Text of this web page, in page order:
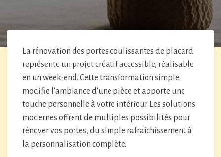
La rénovation des portes coulissantes de placard
représente un projet créatif accessible, réalisable
en un week-end. Cette transformation simple
modifie l'ambiance d'une pièce et apporte une
touche personnelle à votre intérieur. Les solutions
modernes offrent de multiples possibilités pour
rénover vos portes, du simple rafraîchissement à
la personnalisation complète.